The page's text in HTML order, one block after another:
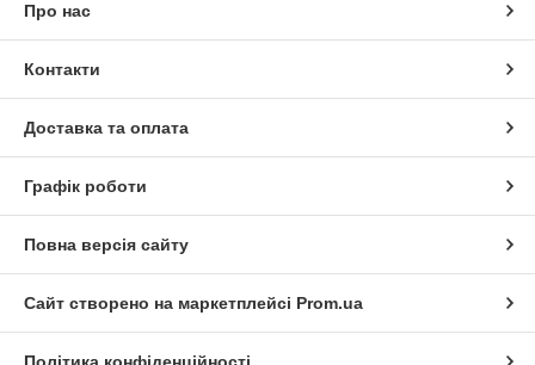
Про нас
Контакти
Доставка та оплата
Графік роботи
Повна версія сайту
Сайт створено на маркетплейсі Prom.ua